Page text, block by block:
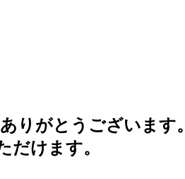
りがとうございます。
だけます。